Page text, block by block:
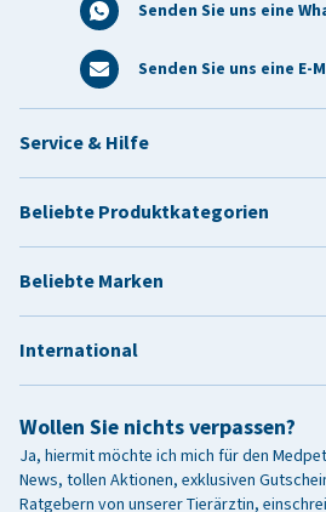
Senden Sie uns eine
Senden Sie uns eine E-
Wollen Sie nichts verpassen?
Ja, hiermit möchte ich mich für den
News, tollen Aktionen, exklusiven
Ratgebern von unserer Tierärztin,
Service & Hilfe
Beliebte Produktkategorien
Beliebte Marken
International